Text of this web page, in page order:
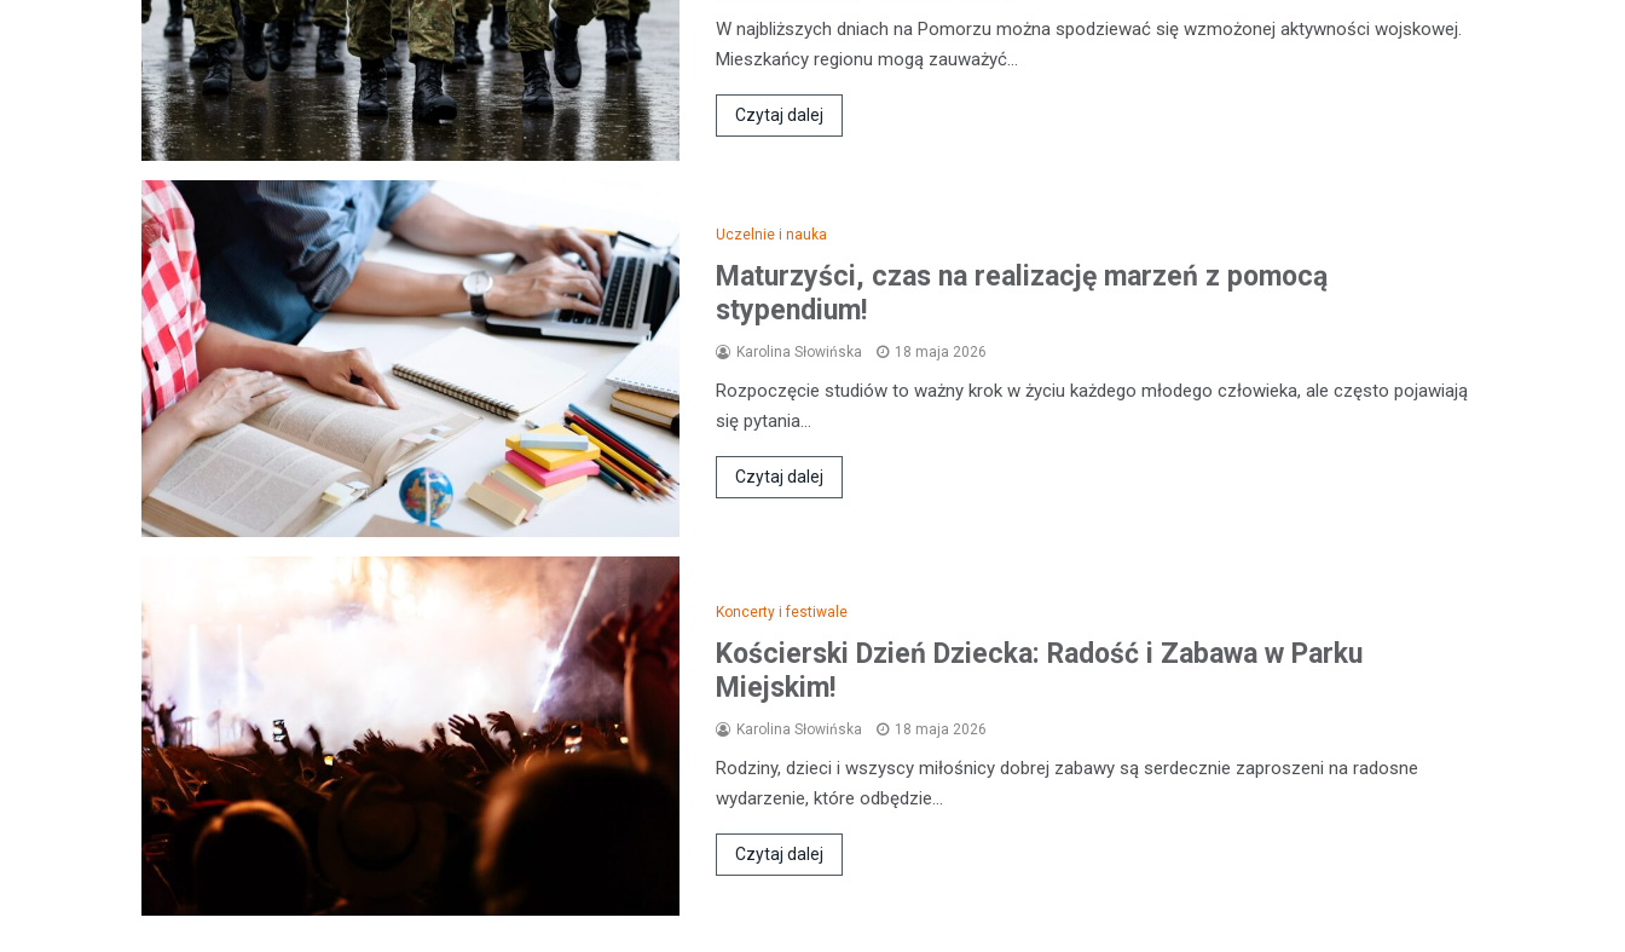
W najbliższych dniach na Pomorzu można spodziewać się wzmożonej aktywności wojskowej.
Mieszkańcy regionu mogą zauważyć…
Czytaj dalej
Uczelnie i nauka
Maturzyści, czas na realizację marzeń z pomocą
stypendium!
Karolina Słowińska 18 maja 2026
Rozpoczęcie studiów to ważny krok w życiu każdego młodego człowieka, ale często pojawiają
się pytania…
Czytaj dalej
Koncerty i festiwale
Kościerski Dzień Dziecka: Radość i Zabawa w Parku
Miejskim!
Karolina Słowińska 18 maja 2026
Rodziny, dzieci i wszyscy miłośnicy dobrej zabawy są serdecznie zaproszeni na radosne
wydarzenie, które odbędzie…
Czytaj dalej